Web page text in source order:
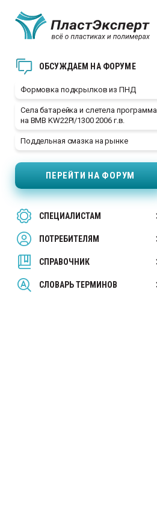
ОБСУЖДАЕМ НА ФОРУМЕ
Формовка подкрылков из ПНД
Села батарейка и слетела программа
на BMB KW22PI/1300 2006 г.в.
Поддельная смазка на рынке
ПЕРЕЙТИ НА ФОРУМ
СПЕЦИАЛИСТАМ
ПОТРЕБИТЕЛЯМ
СПРАВОЧНИК
СЛОВАРЬ ТЕРМИНОВ